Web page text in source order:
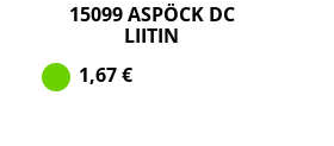
15099 ASPÖCK DC
LIITIN
1,67€